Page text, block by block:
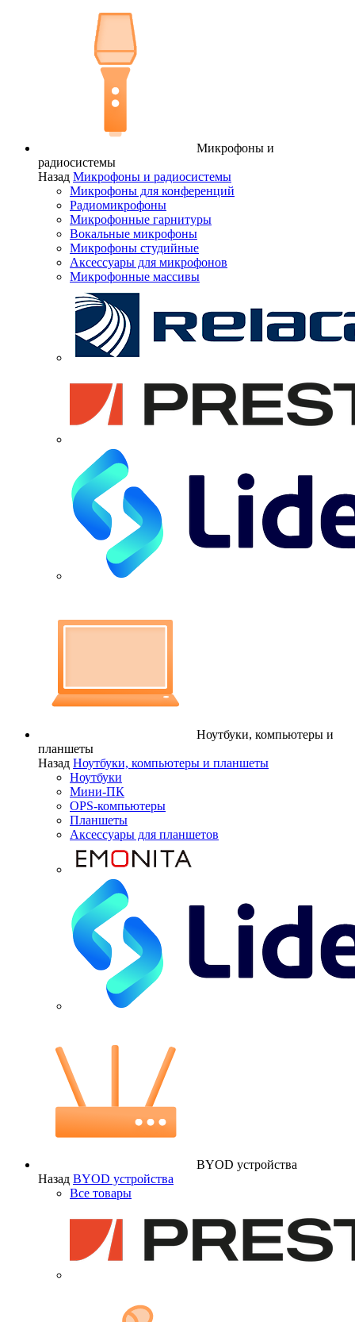
Микрофоны и
радиосистемы
Назад Микрофоны и радиосистемы
Микрофоны для конференций
Радиомикрофоны
Микрофонные гарнитуры
Вокальные микрофоны
Микрофоны студийные
Аксессуары для микрофонов
Микрофонные массивы
Ноутбуки, компьютеры и
планшеты
Назад Ноутбуки, компьютеры и планшеты
Ноутбуки
Мини-ПК
OPS-компьютеры
Планшеты
Аксессуары для планшетов
BYOD устройства
Назад BYOD устройства
Все товары